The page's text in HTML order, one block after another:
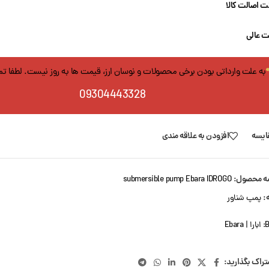
اصالت کالا
عالی
به علت وارداتی بودن برخی محصولات و نوسان ارز، قیمت ها به روز نیست. لطفا
09304443328
افزودن به علاقه مندی
محصول:submersible pump Ebara IDROGO
پمپ شناور
ابارا | Ebara
بگذارید: